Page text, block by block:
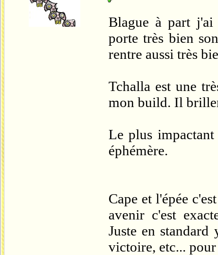
Blague à part
porte très bien
rentre aussi très
Tchalla est une
mon build. Il
Le plus
éphémère.
Cape et l'épée
avenir c'est
Juste en
victoire, etc...